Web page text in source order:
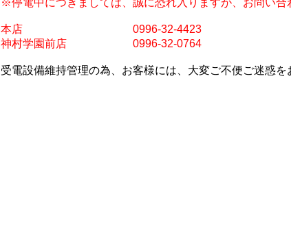
※停電中につきましては、誠に恐れ入りますが、お問い合
本店 0996-32-4423
神村学園前店 0996-32-0764
受電設備維持管理の為、お客様には、大変ご不便ご迷惑